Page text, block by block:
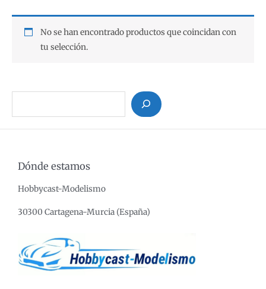
u
s
No se han encontrado productos que coincidan con
tu selección.
Dónde estamos
Hobbycast-Modelismo
30300 Cartagena-Murcia (España)